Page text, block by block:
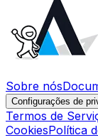
Sobre nós
Configurações de
Termos de
CookiesPolítica